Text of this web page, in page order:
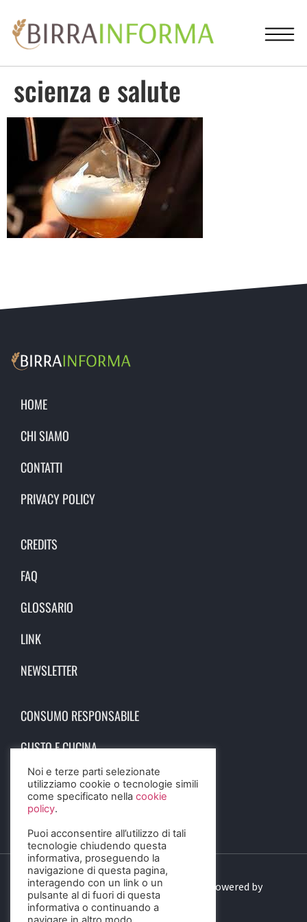
scienza e salute
HOME
CHI SIAMO
CONTATTI
PRIVACY POLICY
CREDITS
FAQ
GLOSSARIO
LINK
NEWSLETTER
CONSUMO RESPONSABILE
GUSTO E CUCINA
SCIENZA E SALUTE
STORIA E CULTURA
© 2023 Birra Informa. All Rights Reserved. Powered by
DIGITALSENSE
Noi e terze parti selezionate
utilizziamo cookie o tecnologie simili
come specificato nella cookie
policy.
Puoi acconsentire all’utilizzo di tali
tecnologie chiudendo questa
informativa, proseguendo la
navigazione di questa pagina,
interagendo con un link o un
pulsante al di fuori di questa
informativa o continuando a